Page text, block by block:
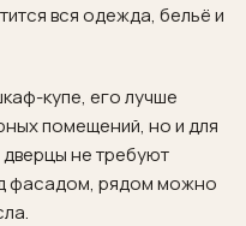
вся одежда, бельё и
купе, его лучше
помещений, но и для
не требуют
фасадом, рядом можно